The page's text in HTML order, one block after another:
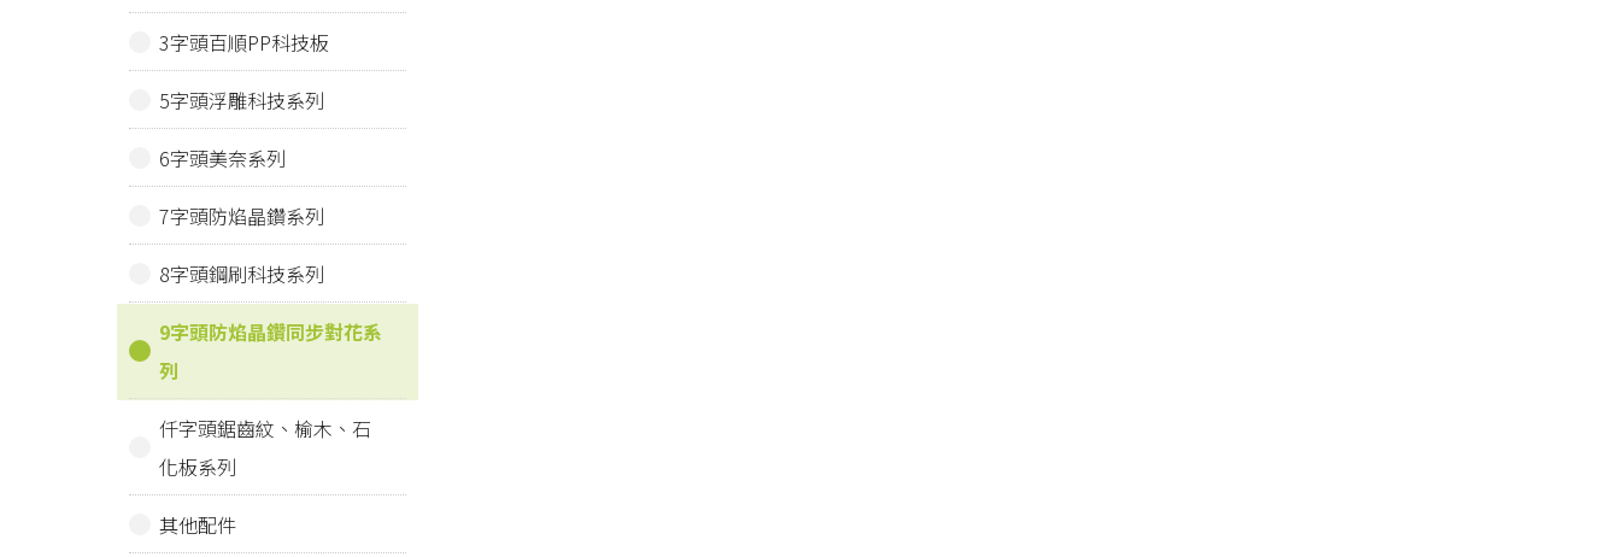
3字頭百順PP科技板
5字頭浮雕科技系列
6字頭美奈系列
7字頭防焰晶鑽系列
8字頭鋼刷科技系列
9字頭防焰晶鑽同步對花系
列
仟字頭鋸齒紋、榆木、石
化板系列
其他配件